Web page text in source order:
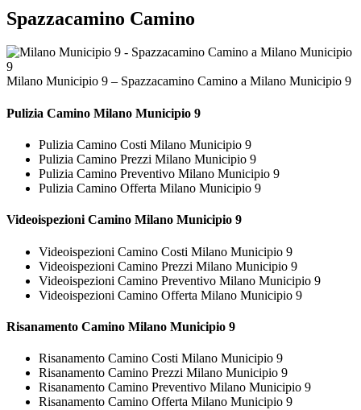
Spazzacamino Camino
Milano Municipio 9 – Spazzacamino Camino a Milano Municipio 9
Pulizia Camino Milano Municipio 9
Pulizia Camino Costi Milano Municipio 9
Pulizia Camino Prezzi Milano Municipio 9
Pulizia Camino Preventivo Milano Municipio 9
Pulizia Camino Offerta Milano Municipio 9
Videoispezioni Camino Milano Municipio 9
Videoispezioni Camino Costi Milano Municipio 9
Videoispezioni Camino Prezzi Milano Municipio 9
Videoispezioni Camino Preventivo Milano Municipio 9
Videoispezioni Camino Offerta Milano Municipio 9
Risanamento Camino Milano Municipio 9
Risanamento Camino Costi Milano Municipio 9
Risanamento Camino Prezzi Milano Municipio 9
Risanamento Camino Preventivo Milano Municipio 9
Risanamento Camino Offerta Milano Municipio 9